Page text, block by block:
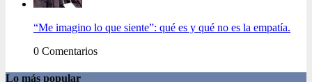
“Me imagino lo que siente”: qué es y qué no es la empatía.
0 Comentarios
Lo más popular